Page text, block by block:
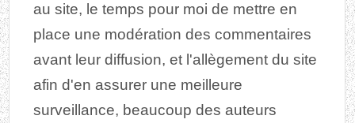
au site, le temps pour moi de mettre en
place une modération des commentaires
avant leur diffusion, et l'allègement du site
afin d'en assurer une meilleure
surveillance, beaucoup des auteurs